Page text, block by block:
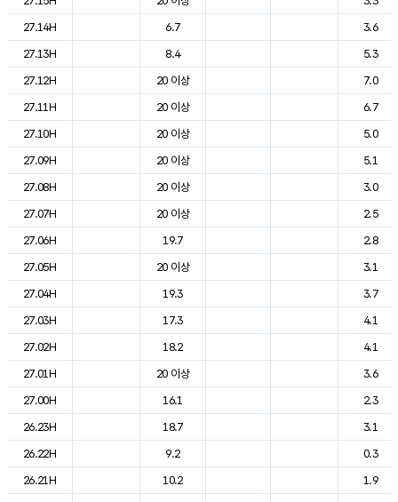
27.14H
6.7
3.6
27.13H
8.4
5.3
27.12H
20 이상
7.0
27.11H
20 이상
6.7
27.10H
20 이상
5.0
27.09H
20 이상
5.1
27.08H
20 이상
3.0
27.07H
20 이상
2.5
27.06H
19.7
2.8
27.05H
20 이상
3.1
27.04H
19.3
3.7
27.03H
17.3
4.1
27.02H
18.2
4.1
27.01H
20 이상
3.6
27.00H
16.1
2.3
26.23H
18.7
3.1
26.22H
9.2
0.3
26.21H
10.2
1.9